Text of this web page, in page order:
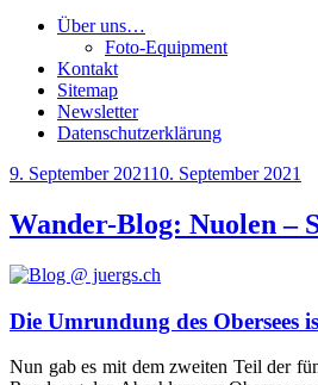
Über uns…
Foto-Equipment
Kontakt
Sitemap
Newsletter
Datenschutzerklärung
Veröffentlicht
9. September 202110. September 2021
Wander-Blog: Nuolen –
Die Umrundung des Obersees
Nun gab es mit dem zwei­ten Teil der